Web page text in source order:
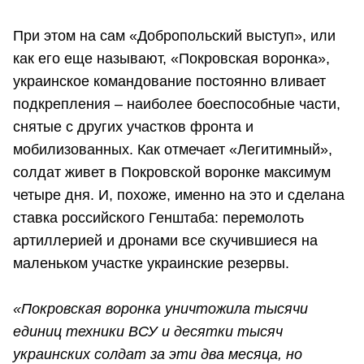
При этом на сам «Добропольский выступ», или
как его еще называют, «Покровская воронка»,
украинское командование постоянно вливает
подкрепления – наиболее боеспособные части,
снятые с других участков фронта и
мобилизованных. Как отмечает «Легитимный»,
солдат живет в Покровской воронке максимум
четыре дня. И, похоже, именно на это и сделана
ставка российского Генштаба: перемолоть
артиллерией и дронами все скучившиеся на
маленьком участке украинские резервы.
«Покровская воронка уничтожила тысячи
единиц техники ВСУ и десятки тысяч
украинских солдат за эти два месяца, но